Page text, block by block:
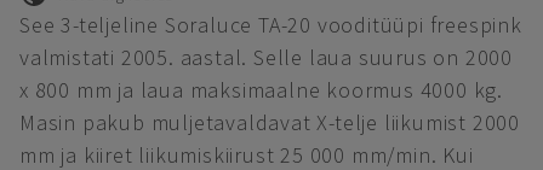
See 3-teljeline Soraluce TA-20 vooditüüpi freespink
valmistati 2005. aastal. Selle laua suurus on 2000
x 800 mm ja laua maksimaalne koormus 4000 kg.
Masin pakub muljetavaldavat X-telje liikumist 2000
mm ja kiiret liikumiskiirust 25 000 mm/min. Kui